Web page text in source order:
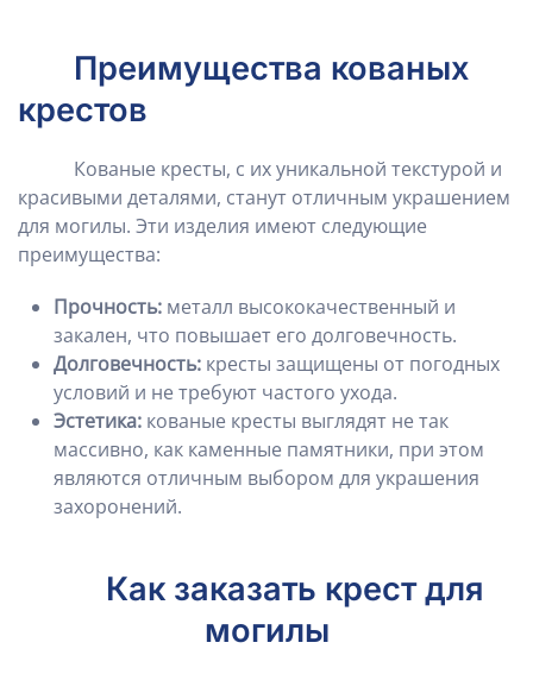
Преимущества кованых
крестов
Кованые кресты, с их уникальной текстурой и
красивыми деталями, станут отличным украшением
для могилы. Эти изделия имеют следующие
преимущества:
Прочность: металл высококачественный и
закален, что повышает его долговечность.
Долговечность: кресты защищены от погодных
условий и не требуют частого ухода.
Эстетика: кованые кресты выглядят не так
массивно, как каменные памятники, при этом
являются отличным выбором для украшения
захоронений.
Как заказать крест для
могилы